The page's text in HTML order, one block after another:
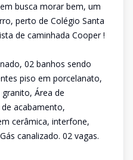
busca morar bem, um
perto de Colégio Santa
de caminhada Cooper !
02 banhos sendo
piso em porcelanato,
Área de
acabamento,
cerâmica, interfone,
canalizado. 02 vagas.